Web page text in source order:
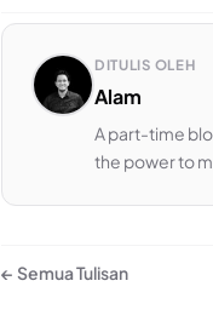
DITULIS OLEH
Alam
A part-time
the power to
← Semua Tulisan